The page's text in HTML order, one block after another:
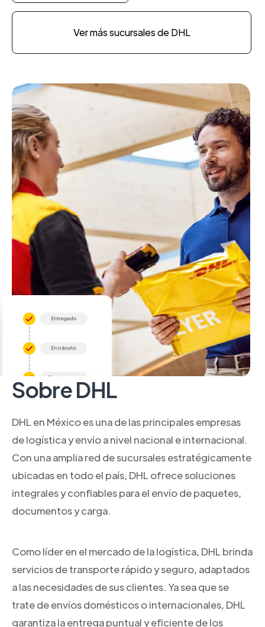
Ver más sucursales de DHL
Sobre DHL
DHL en México es una de las principales empresas
de logística y envío a nivel nacional e internacional.
Con una amplia red de sucursales estratégicamente
ubicadas en todo el país, DHL ofrece soluciones
integrales y confiables para el envío de paquetes,
documentos y carga.
Como líder en el mercado de la logística, DHL brinda
servicios de transporte rápido y seguro, adaptados
a las necesidades de sus clientes. Ya sea que se
trate de envíos domésticos o internacionales, DHL
garantiza la entrega puntual y eficiente de los